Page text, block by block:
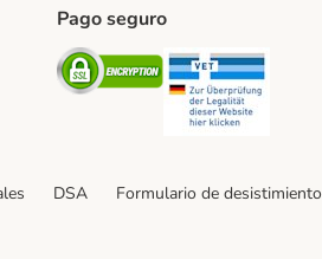
Method
Pago seguro
Security
DSA Formulario de desistimiento